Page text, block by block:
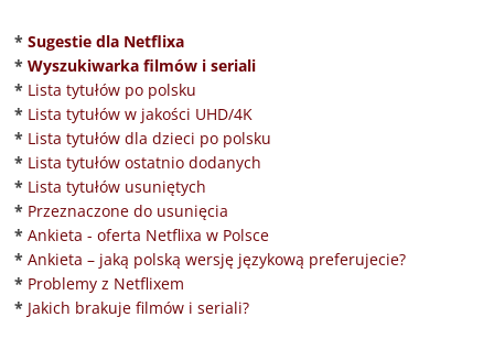
* Sugestie dla Netflixa
* Wyszukiwarka filmów i seriali
* Lista tytułów po polsku
* Lista tytułów w jakości UHD/4K
* Lista tytułów dla dzieci po polsku
* Lista tytułów ostatnio dodanych
* Lista tytułów usuniętych
* Przeznaczone do usunięcia
* Ankieta - oferta Netflixa w Polsce
* Ankieta – jaką polską wersję językową preferujecie?
* Problemy z Netflixem
* Jakich brakuje filmów i seriali?